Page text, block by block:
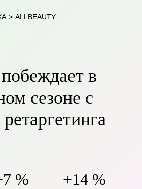
> ALLBEAUTY
в
сезоне с
% +14 %